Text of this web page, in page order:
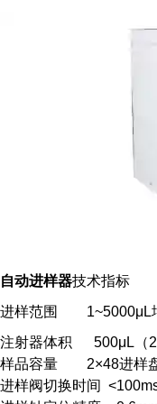
自动进样器技术指标
进样范围 1~5000μL增
注射器体积 500μL（
样品容量 2×48进样盘
进样阀切换时间